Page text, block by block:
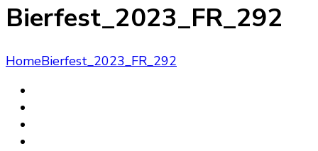
Bierfest_2023_FR_292
HomeBierfest_2023_FR_292